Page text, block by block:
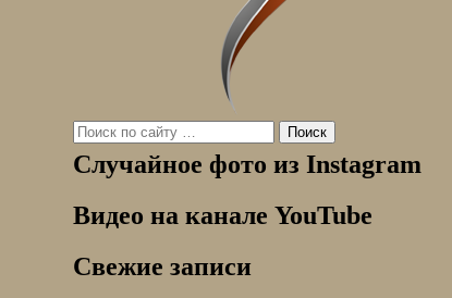
Search
for:
Случайное фото из Instagram
Видео на канале YouTube
Свежие записи